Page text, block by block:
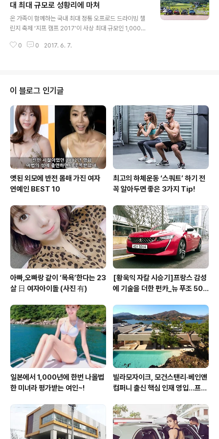
다. '고잔가 밸류-업 리스 프로그램’을 통해 차량 가격의 2
0% 선수금만 납입하고, 매 달 299,000만 납입하면 볼보
자동차의 프리미엄 해치백 V40 D3를 3년간 운영할 수 있
다. 또 스포츠 세단 S60 D3을 운영하고 싶다면 차량 가격
의 20%의 선수금만 납입한 후 매 달 369,000을 납입하
대 최대 규모로 성황리에 마쳐
온 가족이 함께하는 국내 최대 정통 오프로드 드라이빙 챌
린지 축제 ‘지프 캠프 2017’이 사상 최대 규모인 1,000여
웰리힐리파크에서 6월 3일부터 6일까지 4일 동안 진행된
는 처음으로 지프 차량 미보유 고객에게도 문을 열어 아직
지프를 경험해보지 못한 고객도 지프의 매력을 직접 체험
해 볼 수 있는 기회를 제공했다. 참가자들은 나무다리, V계
곡, 시소, 트랙션 등 다양한 장애물을 통과하는 ‘챌린지 파
크’, 스키 슬로프를 따라 정상까지 올라가는 ‘피크 코스’, 최
강의 오프로더..
0 0 2017. 6. 7.
이 블로그 인기글
앳된 외모에 반전 몸매 가진 여자
연예인 BEST 10
최고의 하체운동 ‘스쿼트’ 하기 전
꼭 알아두면 좋은 3가지 Tip!
아빠,오빠랑 같이 ‘목욕’한다는 23
살 日 여자아이돌 (사진 有)
[황욱익 자칼 시승기]프랑스 감성
에 기술을 더한 펀카_뉴 푸조 508
일본에서 1,000년에 한번 나올법
한 미녀라 평가받는 여인~!
빌라모자이크, 모건스탠리·베인앤
컴퍼니 출신 핵심 인재 영입…프리